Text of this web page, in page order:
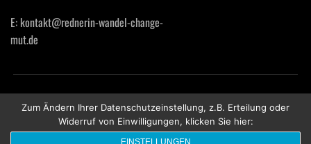
E: kontakt@rednerin-wandel-change-
mut.de
IMPRESSUM | DATENSCHUTZERKLÄRUNG
© COPYRIGHT 2023
Zum Ändern Ihrer Datenschutzeinstellung, z.B. Erteilung oder
Widerruf von Einwilligungen, klicken Sie hier:
EINSTELLUNGEN